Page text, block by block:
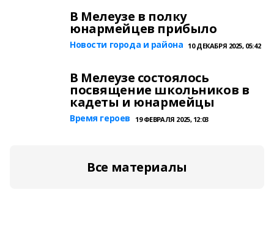
В Мелеузе в полку
юнармейцев прибыло
Новости города и района 10 ДЕКАБРЯ 2025, 05:42
В Мелеузе состоялось
посвящение школьников в
кадеты и юнармейцы
Время героев 19 ФЕВРАЛЯ 2025, 12:03
Все материалы